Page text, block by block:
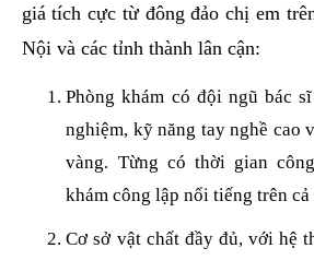
giá tích cực từ đông đảo chị em
Nội và các tỉnh thành lân cận:
Phòng khám có đội ngũ bác
nghiệm, kỹ năng tay nghề cao
vàng. Từng có thời gian
khám công lập nổi tiếng trên cả
Cơ sở vật chất đầy đủ, với hệ